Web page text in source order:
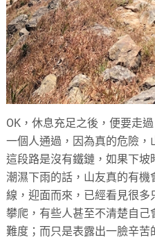
OK，休息充足之後，便要走
一個人通過，因為真的危險
這段路是沒有鐵鏈，如果下
潮濕下雨的話，山友真的有
線，迎面而來，已經看見很
攀爬，有些人甚至不清楚自
難度；而只是表露出一臉辛